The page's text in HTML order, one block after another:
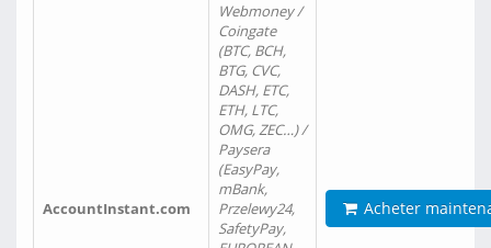
AccountInstant.com
Webmoney /
Coingate
(BTC, BCH,
BTG, CVC,
DASH, ETC,
ETH, LTC,
OMG, ZEC…) /
Paysera
(EasyPay,
mBank,
Przelewy24,
SafetyPay,
Acheter